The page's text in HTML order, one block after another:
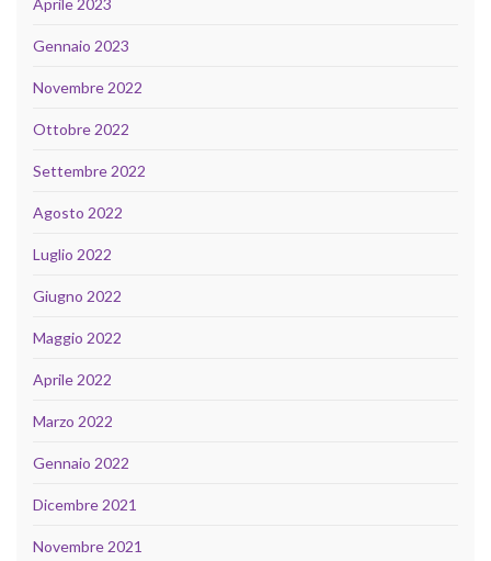
Gennaio 2023
Novembre 2022
Ottobre 2022
Settembre 2022
Agosto 2022
Luglio 2022
Giugno 2022
Maggio 2022
Aprile 2022
Marzo 2022
Gennaio 2022
Dicembre 2021
Novembre 2021